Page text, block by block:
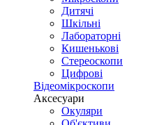
Дитячі
Шкільні
Лабораторні
Кишенькові
Стереоскопи
Цифрові
Відеомікроскопи
Аксесуари
Окуляри